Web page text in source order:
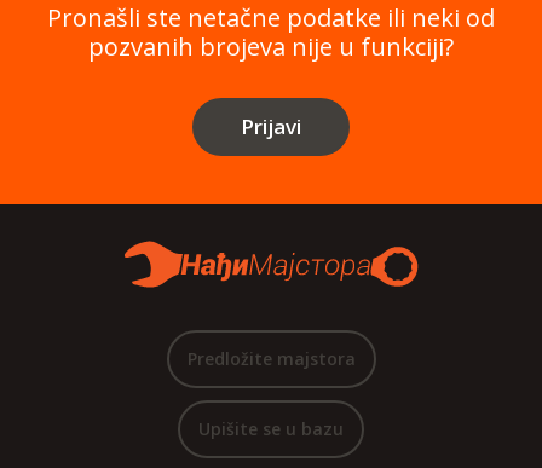
Pronašli ste netačne podatke ili neki od
pozvanih brojeva nije u funkciji?
Prijavi
Predložite majstora
Upišite se u bazu